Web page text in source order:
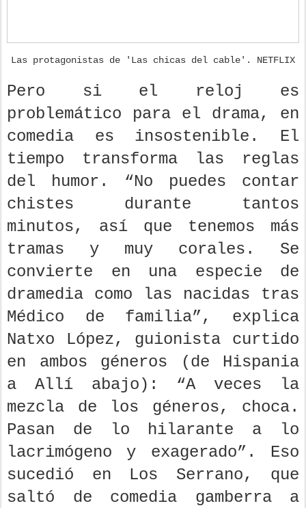
Las protagonistas de 'Las chicas del cable'. NETFLIX
Pero si el reloj es
problemático para el drama, en
comedia es insostenible. El
tiempo transforma las reglas
del humor. “No puedes contar
chistes durante tantos
minutos, así que tenemos más
tramas y muy corales. Se
convierte en una especie de
dramedia como las nacidas tras
Médico de familia”, explica
Natxo López, guionista curtido
en ambos géneros (de Hispania
a Allí abajo): “A veces la
mezcla de los géneros, choca.
Pasan de lo hilarante a lo
lacrimógeno y exagerado”. Eso
sucedió en Los Serrano, que
saltó de comedia gamberra a